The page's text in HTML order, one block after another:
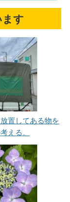
ます
置してある物を
える。